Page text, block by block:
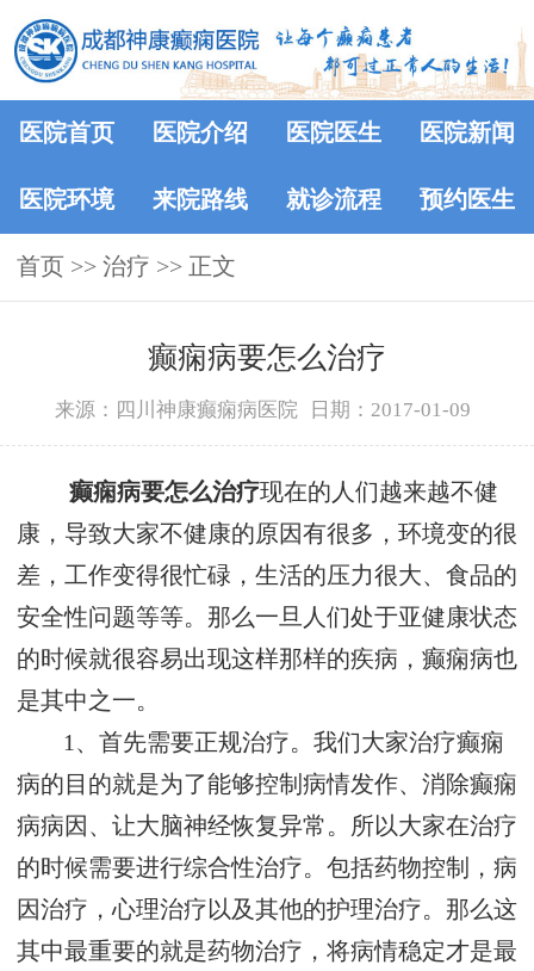
医院首页 医院介绍 医院医生 医院新闻
医院环境 来院路线 就诊流程 预约医生
首页 >> 治疗 >> 正文
癫痫病要怎么治疗
来源：四川神康癫痫病医院 日期：2017-01-09
癫痫病要怎么治疗现在的人们越来越不健
康，导致大家不健康的原因有很多，环境变的很
差，工作变得很忙碌，生活的压力很大、食品的
安全性问题等等。那么一旦人们处于亚健康状态
的时候就很容易出现这样那样的疾病，癫痫病也
是其中之一。
1、首先需要正规治疗。我们大家治疗癫痫
病的目的就是为了能够控制病情发作、消除癫痫
病病因、让大脑神经恢复异常。所以大家在治疗
的时候需要进行综合性治疗。包括药物控制，病
因治疗，心理治疗以及其他的护理治疗。那么这
其中最重要的就是药物治疗，将病情稳定才是最